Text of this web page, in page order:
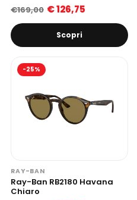
€169,00 € 126,75
Scopri
-25%
RAY-BAN
Ray-Ban RB2180 Havana
Chiaro